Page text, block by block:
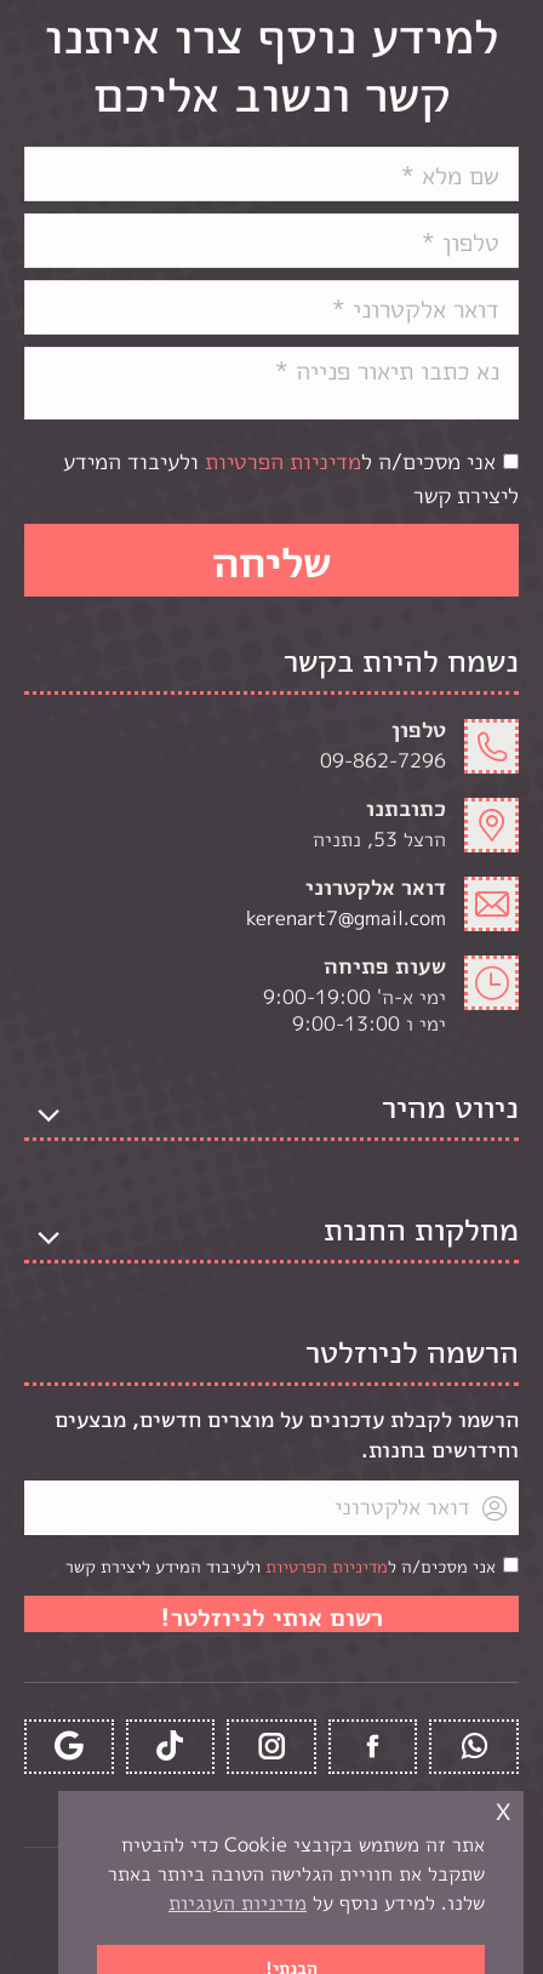
למידע נוסף צרו איתנו
קשר ונשוב אליכם
אני מסכים/ה למדיניות הפרטיות ולעיבוד המידע
ליצירת קשר
נשמח להיות בקשר
טלפון
09-862-7296
כתובתנו
הרצל 53, נתניה
דואר אלקטרוני
kerenart7@gmail.com
שעות פתיחה
ימי א-ה' 9:00-19:00
ימי ו 9:00-13:00
ניווט מהיר
מחלקות החנות
הרשמה לניוזלטר
הרשמו לקבלת עדכונים על מוצרים חדשים, מבצעים
וחידושים בחנות.
אני מסכים/ה למדיניות הפרטיות ולעיבוד המידע ליצירת קשר
כל הזכויות שמורות לקרן -חנות יצירה בנתניה
תפריט תחתון
בניית אתר מכירות
אתר זה משתמש בקובצי Cookie כדי להבטיח
שתקבל את חוויית הגלישה הטובה ביותר באתר
שלנו. למידע נוסף על מדיניות העוגיות
הבנתי!
x